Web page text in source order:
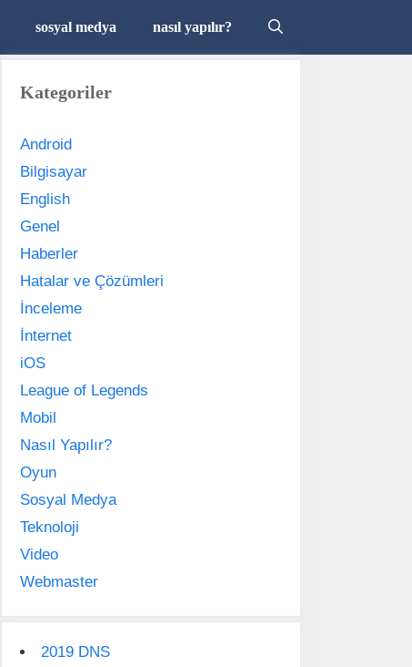
sosyal medya nasıl yapılır?
Kategoriler
Android
Bilgisayar
English
Genel
Haberler
Hatalar ve Çözümleri
İnceleme
İnternet
iOS
League of Legends
Mobil
Nasıl Yapılır?
Oyun
Sosyal Medya
Teknoloji
Video
Webmaster
2019 DNS